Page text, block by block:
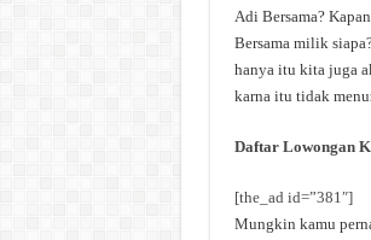
Adi Bersama?
Bersama milik
hanya itu kita juga
karna itu tidak
Daftar Lowongan
[the_ad id=”381″]
Mungkin kamu